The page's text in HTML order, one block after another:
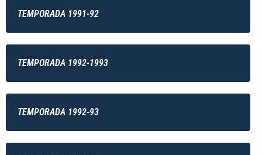
TEMPORADA 1991-92
TEMPORADA 1992-1993
TEMPORADA 1992-93